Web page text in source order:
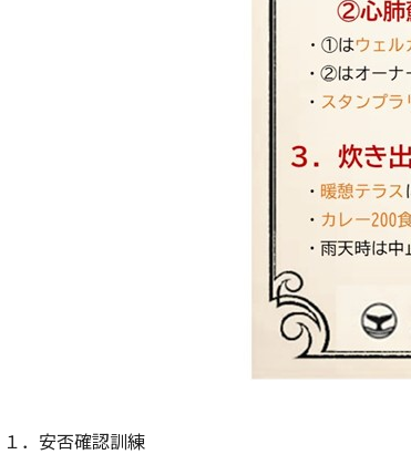
１．安否確認訓練